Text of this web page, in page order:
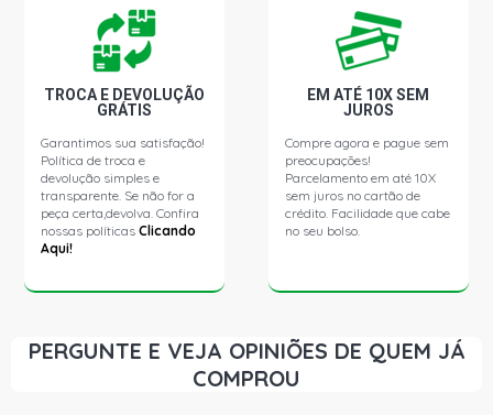
FLEX (2012 - 2012)
MERIVA SS MINIVAN 1.8 8V FLEXPOWER FLEX (2006 -
2008)
MERIVA EXPRESS EASYTRONIC MINIVAN 1.8 8V
FLEXPOWER FLEX (2009 - 2012)
TROCA E DEVOLUÇÃO
GRÁTIS
Garantimos sua satisfação!
Política de troca e
devolução simples e
transparente. Se não for a
peça certa,devolva. Confira
nossas políticasClicando
Aqui!
EM ATÉ 10X SEM
JUROS
Compre agora e pague sem
preocupações!
Parcelamento em até 10X
sem juros no cartão de
crédito. Facilidade que cabe
no seu bolso.
PERGUNTE E VEJA OPINIÕES DE QUEM JÁ
COMPROU